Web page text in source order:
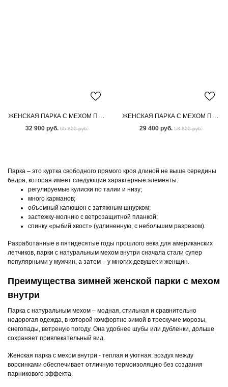
32 900 руб. 65 800 руб. 29 400 руб. 58 800 руб.
Парка – это куртка свободного прямого кроя длиной не выше середины
бедра, которая имеет следующие характерные элементы:
регулируемые кулиски по талии и низу;
много карманов;
объемный капюшон с затяжным шнурком;
застежку-молнию с ветрозащитной планкой;
спинку «рыбий хвост» (удлиненную, с небольшим разрезом).
Разработанные в пятидесятые годы прошлого века для американских
летчиков, парки с натуральным мехом внутри сначала стали супер
популярными у мужчин, а затем – у многих девушек и женщин.
Преимущества зимней женской парки с мехом
внутри
Парка с натуральным мехом – модная, стильная и сравнительно
недорогая одежда, в которой комфортно зимой в трескучие морозы,
снегопады, ветреную погоду. Она удобнее шубы или дубленки, дольше
сохраняет привлекательный вид.
Женская парка с мехом внутри - теплая и уютная: воздух между
ворсинками обеспечивает отличную термоизоляцию без создания
парникового эффекта.